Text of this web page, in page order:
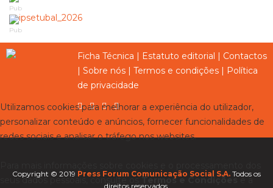
Pub
Pub
Ficha Técnica | Estatuto editorial | Contactos
| Sobre nós | Termos e condições | Política
de privacidade
Copyright © 2019 Press Forum Comunicação Social S.A. Todos os
direitos reservados.
Utilizamos cookies para melhorar a experiência do utilizador,
personalizar conteúdo e anúncios, fornecer funcionalidades de
redes sociais e analisar o tráfego nos websites.
seus dados pessoais, consulte osTermos e Condiçõese a